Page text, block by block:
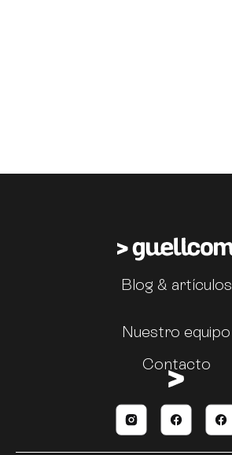
Blog & artículos
Nuestro equipo
Contacto